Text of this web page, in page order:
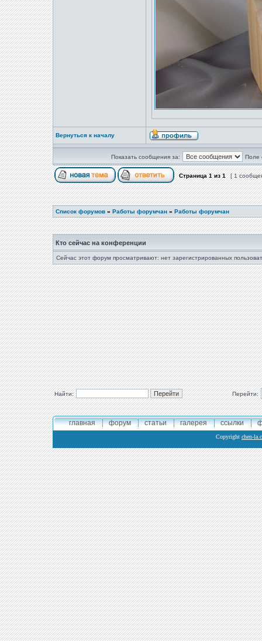
Вернуться к началу
Показать сообщения за: Поле
Страница1из1 [ 1
Список форумов » Работы форумчан » Работы форумчан
Кто сейчас на конференции
Сейчас этот форум просматривают: нет зарегистрированных
Найти: Перейти:
главная форум статьи галерея ссылки
Copyright chen-